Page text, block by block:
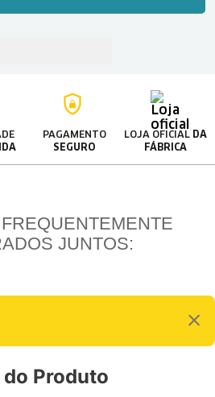
PAGAMENTO
SEGURO
LOJA OFICIAL DA
FÁBRICA
JUNTOS:
Produto